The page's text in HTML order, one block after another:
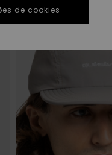
de cookies